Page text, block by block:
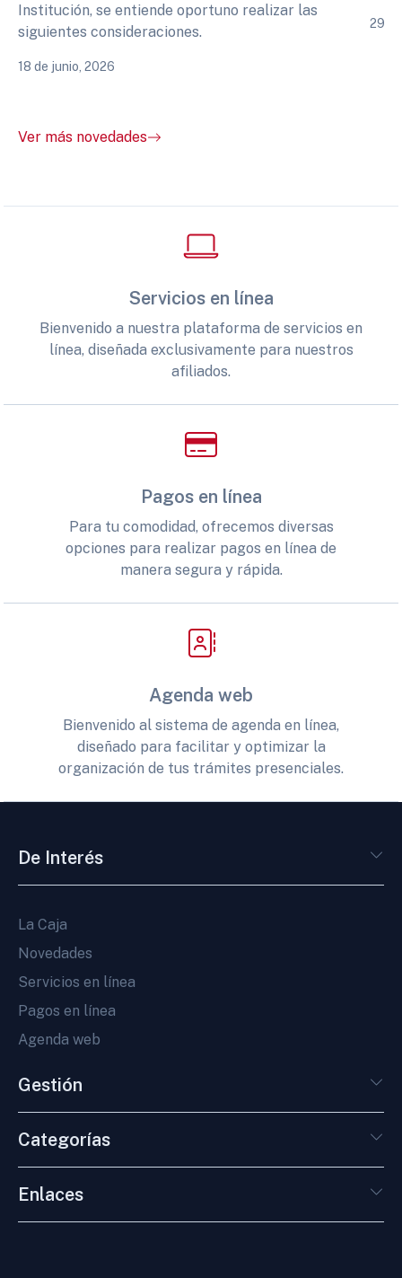
Institución, se entiende oportuno realizar las
siguientes consideraciones.
18 de junio, 2026
29
Ver más novedades
Servicios en línea
Bienvenido a nuestra plataforma de servicios en
línea, diseñada exclusivamente para nuestros
afiliados.
Pagos en línea
Para tu comodidad, ofrecemos diversas
opciones para realizar pagos en línea de
manera segura y rápida.
Agenda web
Bienvenido al sistema de agenda en línea,
diseñado para facilitar y optimizar la
organización de tus trámites presenciales.
De Interés
La Caja
Novedades
Servicios en línea
Pagos en línea
Agenda web
Gestión
Categorías
Enlaces